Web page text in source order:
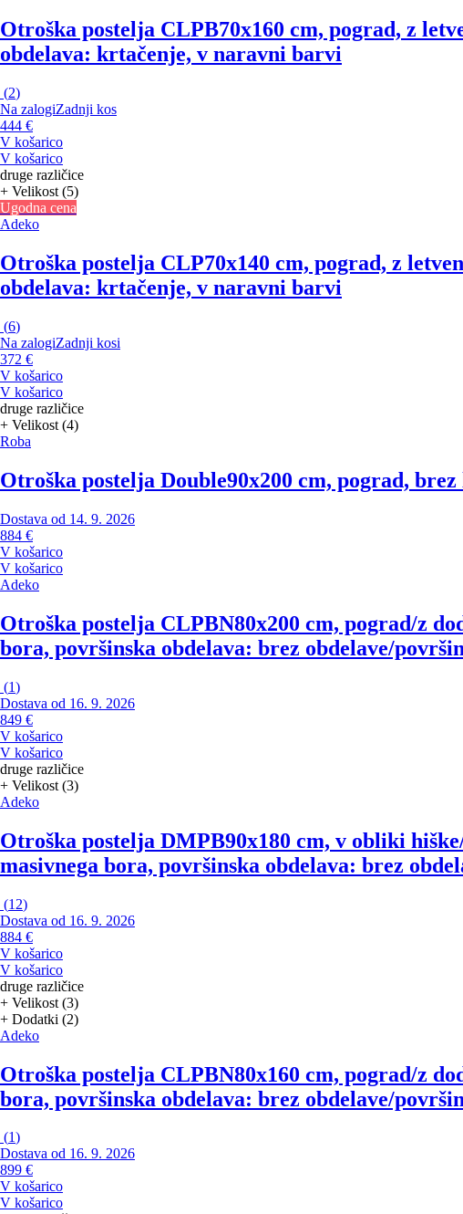
Otroška postelja CLPB70x160 cm, pograd, z
obdelava: krtačenje, v naravni barvi
(2)
Na zalogiZadnji kos
444 €
V košarico
V košarico
druge različice
+ Velikost (5)
Ugodna cena
Adeko
Otroška postelja CLP70x140 cm, pograd, z
obdelava: krtačenje, v naravni barvi
(6)
Na zalogiZadnji kosi
372 €
V košarico
V košarico
druge različice
+ Velikost (4)
Roba
Otroška postelja Double90x200 cm, pograd, brez
Dostava od 14. 9. 2026
884 €
V košarico
V košarico
Adeko
Otroška postelja CLPBN80x200 cm, pograd/z
bora, površinska obdelava: brez obdelave/
(1)
Dostava od 16. 9. 2026
849 €
V košarico
V košarico
druge različice
+ Velikost (3)
Adeko
Otroška postelja DMPB90x180 cm, v obliki
masivnega bora, površinska obdelava: brez
(12)
Dostava od 16. 9. 2026
884 €
V košarico
V košarico
druge različice
+ Velikost (3)
+ Dodatki (2)
Adeko
Otroška postelja CLPBN80x160 cm, pograd/z
bora, površinska obdelava: brez obdelave/
(1)
Dostava od 16. 9. 2026
899 €
V košarico
V košarico